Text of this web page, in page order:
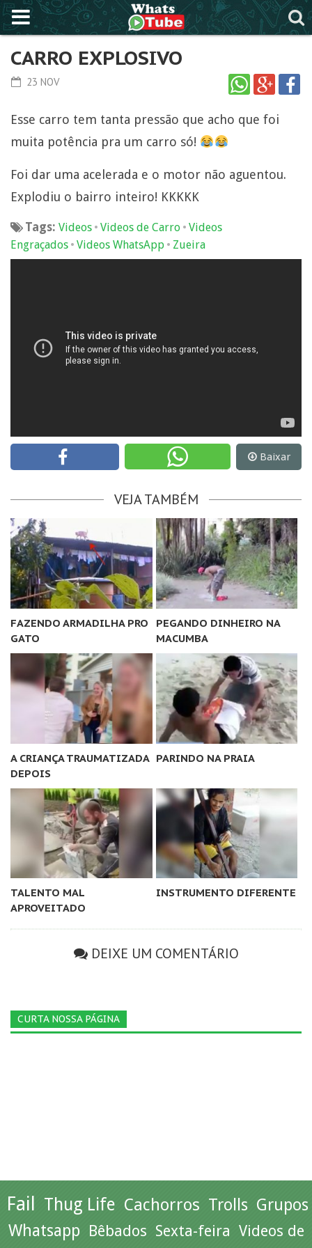
CARRO EXPLOSIVO
23 NOV
Esse carro tem tanta pressão que acho que foi
muita potência pra um carro só!
Foi dar uma acelerada e o motor não aguentou.
Explodiu o bairro inteiro! KKKKK
Tags: Videos • Videos de Carro • Videos
Engraçados • Videos WhatsApp • Zueira
Baixar
VEJA TAMBÉM
FAZENDO ARMADILHA PRO
GATO
PEGANDO DINHEIRO NA
MACUMBA
A CRIANÇA TRAUMATIZADA
DEPOIS
PARINDO NA PRAIA
TALENTO MAL
APROVEITADO
INSTRUMENTO DIFERENTE
DEIXE UM COMENTÁRIO
CURTA NOSSA PÁGINA
Fail Thug Life Cachorros Trolls Grupos
Whatsapp Bêbados Sexta-feira Videos de